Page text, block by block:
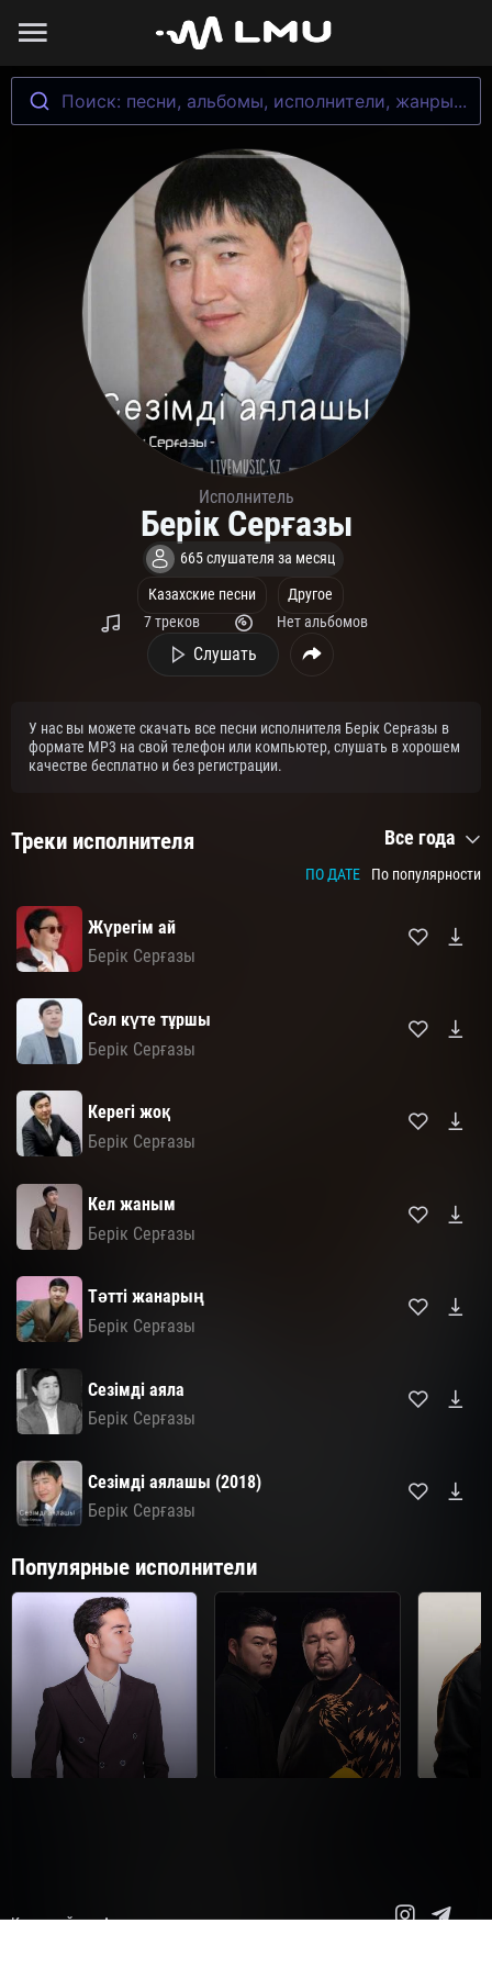
Поиск: песни, альбомы, исполнители, жанры...
Исполнитель
Берік Серғазы
665 слушателя за месяц
Казахские песни
Другое
7 треков
Нет альбомов
Слушать
У нас вы можете скачать все песни исполнителя Берік Серғазы в
формате MP3 на свой телефон или компьютер, слушать в хорошем
качестве бесплатно и без регистрации.
Треки исполнителя Все года
ПО ДАТЕ По популярности
Жүрегім ай
Берік Серғазы
Сәл күте тұршы
Берік Серғазы
Керегі жоқ
Берік Серғазы
Кел жаным
Берік Серғазы
Тәтті жанарың
Берік Серғазы
Сезімді аяла
Берік Серғазы
Сезімді аялашы (2018)
Берік Серғазы
Популярные исполнители
Карта сайта
Авторские права